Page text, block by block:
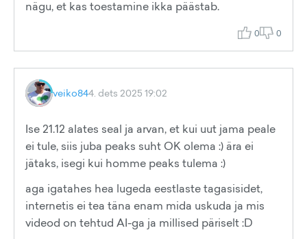
nägu, et kas toestamine ikka päästab.
0 0
veiko844. dets 2025 19:02
Ise 21.12 alates seal ja arvan, et kui uut jama peale
ei tule, siis juba peaks suht OK olema :) ära ei
jätaks, isegi kui homme peaks tulema :)
aga igatahes hea lugeda eestlaste tagasisidet,
internetis ei tea täna enam mida uskuda ja mis
videod on tehtud AI-ga ja millised päriselt :D